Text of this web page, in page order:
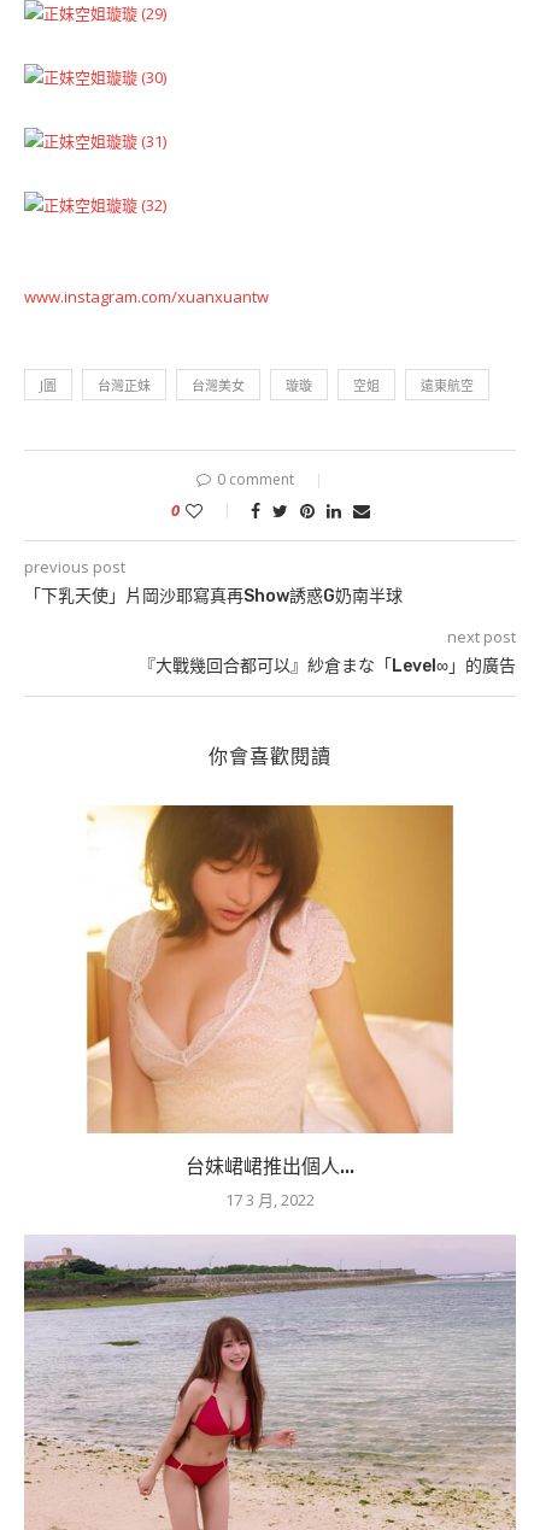
www.instagram.com/xuanxuantw
J圖 台灣正妹 台灣美女 璇璇 空姐 遠東航空
0 comment
0
previous post
「下乳天使」片岡沙耶寫真再Show誘惑G奶南半球
next post
『大戰幾回合都可以』紗倉まな「Level∞」的廣告
你會喜歡閱讀
台妹峮峮推出個人...
17 3 月, 2022